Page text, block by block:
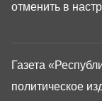
Газета
политическое
отменить в